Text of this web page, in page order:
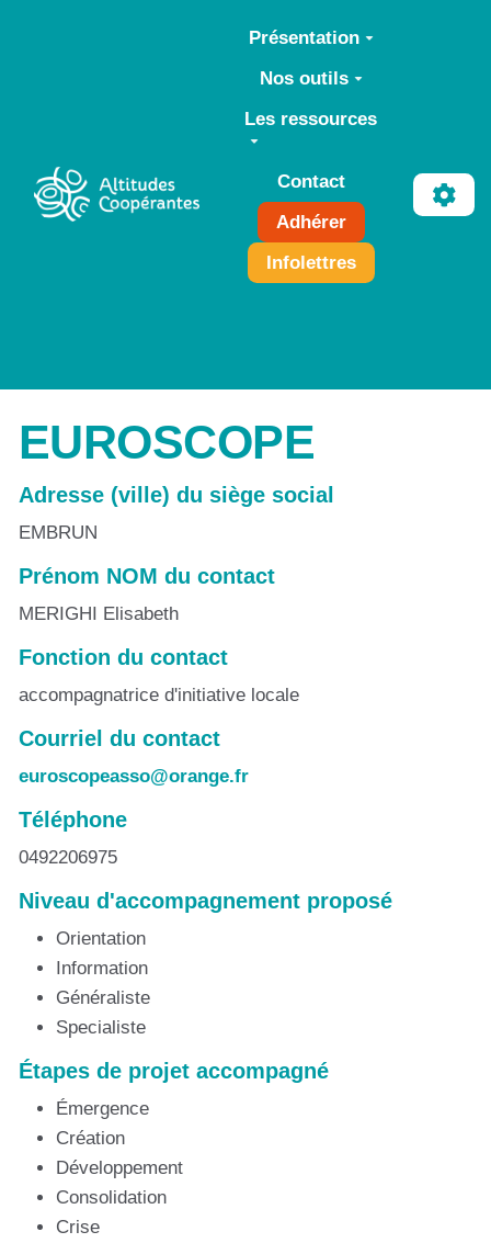
Aller au contenu principal
Présentation
Nos outils
Les ressources
Contact
Adhérer
Infolettres
EUROSCOPE
Adresse (ville) du siège social
EMBRUN
Prénom NOM du contact
MERIGHI Elisabeth
Fonction du contact
accompagnatrice d'initiative locale
Courriel du contact
euroscopeasso@orange.fr
Téléphone
0492206975
Niveau d'accompagnement proposé
Orientation
Information
Généraliste
Specialiste
Étapes de projet accompagné
Émergence
Création
Développement
Consolidation
Crise